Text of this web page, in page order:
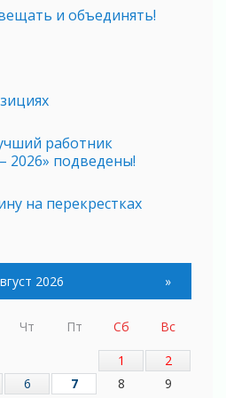
и объединять!
работник
2026» подведены!
на перекрестках
2026 »
Чт Пт Сб
Вс
1
2
6 7 8
9